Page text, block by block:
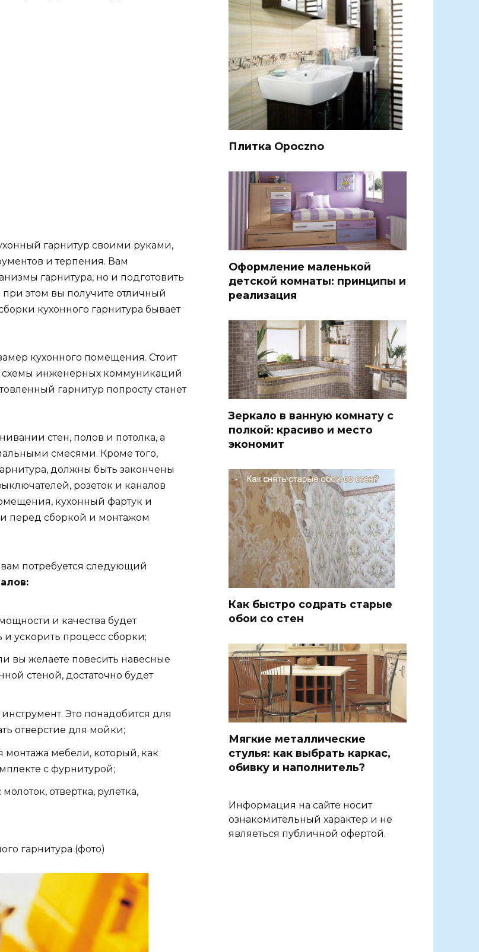
гарнитур своими руками,
и терпения. Вам
гарнитура, но и подготовить
этом вы получите отличный
кухонного гарнитура бывает
кухонного помещения. Стоит
схемы инженерных коммуникаций
гарнитур попросту станет
стен, полов и потолка, а
смесями. Кроме того,
должны быть закончены
розеток и каналов
кухонный фартук и
перед сборкой и монтажом
потребуется следующий
и качества будет
и ускорить процесс сборки;
вы желаете повесить навесные
стеной, достаточно будет
Это понадобится для
отверстие для мойки;
мебели, который, как
с фурнитурой;
отвертка, рулетка,
гарнитура (фото)
Плитка Opoczno
Оформление маленькой
детской комнаты: принципы и
реализация
Зеркало в ванную комнату с
полкой: красиво и место
экономит
Как быстро содрать старые
обои со стен
Мягкие металлические
стулья: как выбрать каркас,
обивку и наполнитель?
Информация на сайте носит
ознакомительный характер и не
являеться публичной офертой.